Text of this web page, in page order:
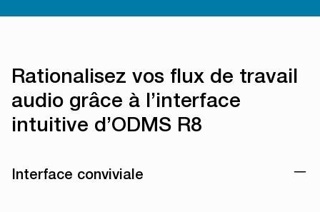
Rationalisez vos flux de travail
audio grâce à l’interface
intuitive d’ODMS R8
Interface conviviale